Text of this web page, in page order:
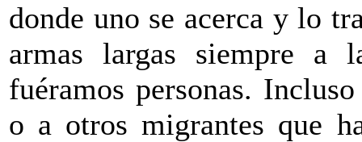
donde uno se acerca y lo
armas largas siempre a
fuéramos personas.
o a otros migrantes que